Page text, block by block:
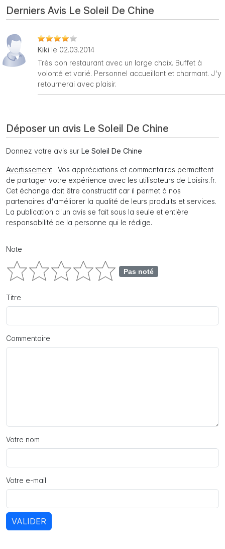
Derniers Avis Le Soleil De Chine
Kiki le 02.03.2014
Très bon restaurant avec un large choix. Buffet à
volonté et varié. Personnel accueillant et charmant. J'y
retournerai avec plaisir.
Déposer un avis Le Soleil De Chine
Donnez votre avis sur Le Soleil De Chine
Avertissement : Vos appréciations et commentaires permettent
de partager votre expérience avec les utilisateurs de Loisirs.fr.
Cet échange doit être constructif car il permet à nos
partenaires d'améliorer la qualité de leurs produits et services.
La publication d'un avis se fait sous la seule et entière
responsabilité de la personne qui le rédige.
Note
Pas noté
Titre
Commentaire
Votre nom
Votre e-mail
VALIDER